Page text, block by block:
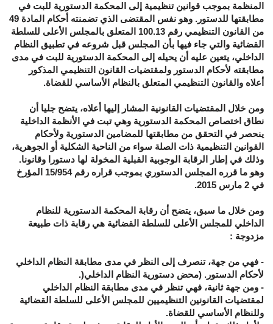
المنظمة بموجب قوانين تنظيمية إلى المحكمة الدستورية للبت في
مطابقتها للدستور . وهو نفس المقتضى الذي تضمنته أحكام المادة 49
من القانون التنظيمي رقم 100.13 المتعلق بالمجلس الأعلى للسلطة
القضائية والتي جاء فيها بأن المجلس قبل شروعه في تطبيق النظام
الداخلي، يتعين عليه أن يحيله إلى المحكمة الدستورية للبت في مدى
مطابقته لأحكام الدستور ولمقتضيات القانون التنظيمي المذكور
أعلاه والقانون التنظيمي المتعلق بالنظام الأساسي للقضاة.
ومن خلال المقتضيات القانونية المشار إليها أعلاه، يتضح جليا أن
نطاق اختصاص المحكمة الدستورية وهي تبت في الأنظمة الداخلية
ينحصر في التحقق من مطابقتها للمضامين الدستورية ولأحكام
القوانين التنظيمية ذات الصلة سواء من الناحية الشكلية أو الجوهرية،
وذلك في إطار الرقابة الوجوبية القبلية المخولة لها دستورا وقانونا.
وهو ما قرره المجلس الدستوري بموجب قراره رقم15/954 المؤرخ
في 2 مارس 2015
.
ومن خلال ما سبق، يتضح أن رقابة المحكمة الدستورية للنظام
الداخلي للمجلس الأعلى للسلطة القضائية هي رقابة ذات طبيعة
مزدوجة :
- فهي من جهة، تنصرف إلى النظر في مدى مطابقة النظام الداخلي
لأحكام الدستور . (محض دستورية النظام الداخلي(
.
- ومن جهة ثانية، فهي تنظر في مدى مطابقة النظام الداخلي
لمقتضيات القانونين التنظيميين للمجلس الأعلى للسلطة القضائية
وللنظام الأساسي للقضاة.